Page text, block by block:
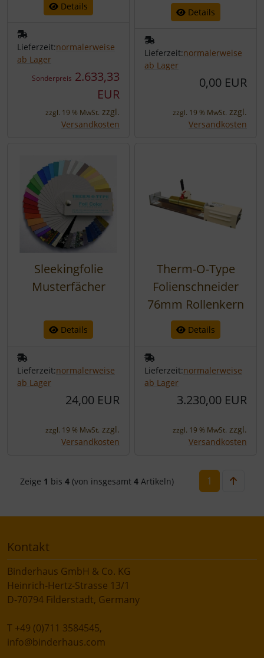
Details
Lieferzeit:normalerweise
ab Lager
Sonderpreis 2.633,33
EUR
zzgl. 19 % MwSt. zzgl.
Versandkosten
Details
Lieferzeit:normalerweise
ab Lager
0,00 EUR
zzgl. 19 % MwSt. zzgl.
Versandkosten
Sleekingfolie
Musterfächer
Details
Lieferzeit:normalerweise
ab Lager
24,00 EUR
zzgl. 19 % MwSt. zzgl.
Versandkosten
Therm-O-Type
Folienschneider
76mm Rollenkern
Details
Lieferzeit:normalerweise
ab Lager
3.230,00 EUR
zzgl. 19 % MwSt. zzgl.
Versandkosten
Zeige 1 bis 4(von insgesamt 4Artikeln) 1
Kontakt
Binderhaus GmbH & Co. KG
Heinrich-Hertz-Strasse 13/1
D-70794 Filderstadt, Germany
T +49 (0)711 3584545,
info@binderhaus.com